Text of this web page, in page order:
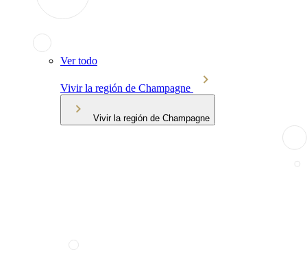
Ver todo
Vivir la región de Champagne
Vivir la región de Champagne